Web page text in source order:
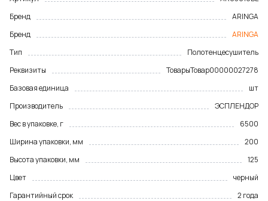
Бренд
ARINGA
Бренд
ARINGA
Тип
Полотенцесушитель
Реквизиты
ТоварыТовар00000027278
Базовая единица
шт
Производитель
ЭСПЛЕНДОР
Вес в упаковке, г
6500
Ширина упаковки, мм
200
Высота упаковки, мм
125
Цвет
черный
Гарантийный срок
2 года